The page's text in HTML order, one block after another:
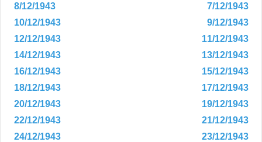
7/12/1943
8/12/1943
9/12/1943
10/12/1943
11/12/1943
12/12/1943
13/12/1943
14/12/1943
15/12/1943
16/12/1943
17/12/1943
18/12/1943
19/12/1943
20/12/1943
21/12/1943
22/12/1943
23/12/1943
24/12/1943